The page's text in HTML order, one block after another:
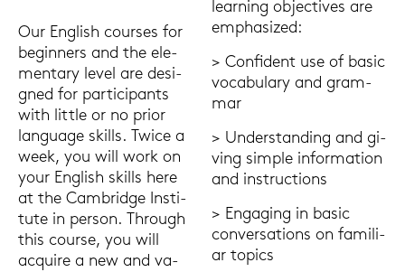
Our Eng­lish cour­ses for
be­gin­ners and the ele­
men­ta­ry level are de­si­
gned for par­ti­ci­pants
with litt­le or no prior
lan­guage skills. Twice a
week, you will work on
your Eng­lish skills here
at the Cam­bridge In­sti­
tu­te in per­son. Through
this cour­se, you will
acqui­re a new and va­
lear­ning ob­jec­ti­ves are
em­pha­si­zed:
> Con­fi­dent use of basic
vo­ca­bu­la­ry and gram­
mar
> Un­der­stan­ding and gi­
ving simp­le in­for­ma­ti­on
and in­struc­tions
> En­ga­ging in basic
con­ver­sa­ti­ons on fa­mi­li­
ar to­pics